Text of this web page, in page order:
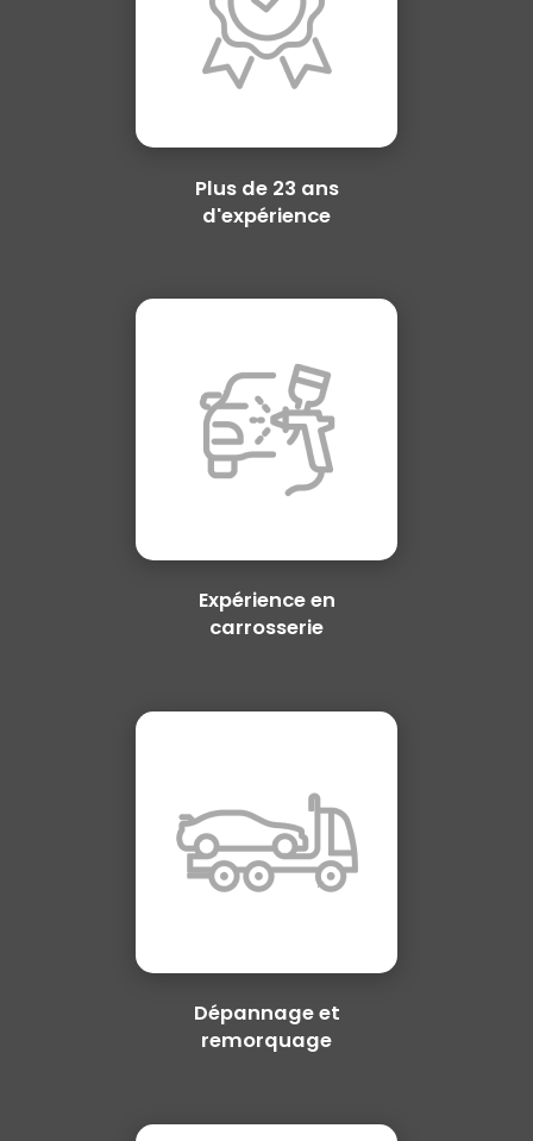
Plus de 23 ans
d'expérience
Expérience en
carrosserie
Dépannage et
remorquage